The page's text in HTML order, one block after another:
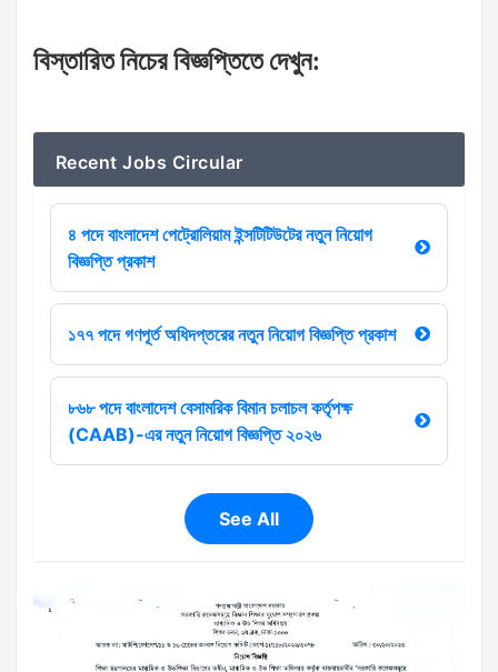
বিস্তারিতনিচেরবিজ্ঞপ্তিতে দেখুন:
Recent Jobs Circular
৪ পদে বাংলাদেশ পেট্রোলিয়াম ইন্সটিটিউটের নতুন নিয়োগ
বিজ্ঞপ্তি প্রকাশ
১৭৭ পদে গণপূর্ত অধিদপ্তরের নতুন নিয়োগ বিজ্ঞপ্তি প্রকাশ
৮৬৮ পদে বাংলাদেশ বেসামরিক বিমান চলাচল কর্তৃপক্ষ
(CAAB)-এর নতুন নিয়োগ বিজ্ঞপ্তি ২০২৬
See All